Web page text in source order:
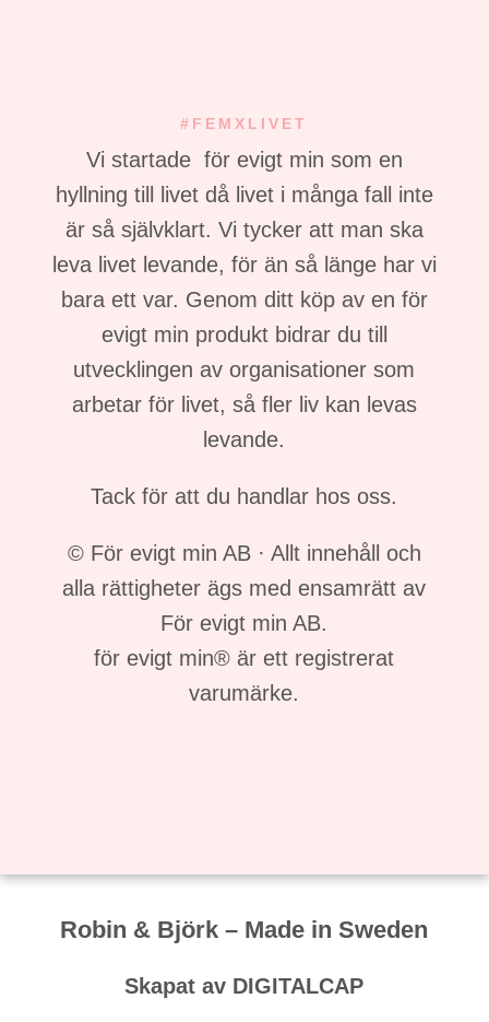
#FEMXLIVET
Vi startade för evigt min som en
hyllning till livet då livet i många fall inte
är så självklart. Vi tycker att man ska
leva livet levande, för än så länge har vi
bara ett var. Genom ditt köp av en för
evigt min produkt bidrar du till
utvecklingen av organisationer som
arbetar för livet, så fler liv kan levas
levande.
Tack för att du handlar hos oss.
© För evigt min AB · Allt innehåll och
alla rättigheter ägs med ensamrätt av
För evigt min AB.
för evigt min® är ett registrerat
varumärke.
Robin & Björk – Made in Sweden
Skapat av DIGITALCAP